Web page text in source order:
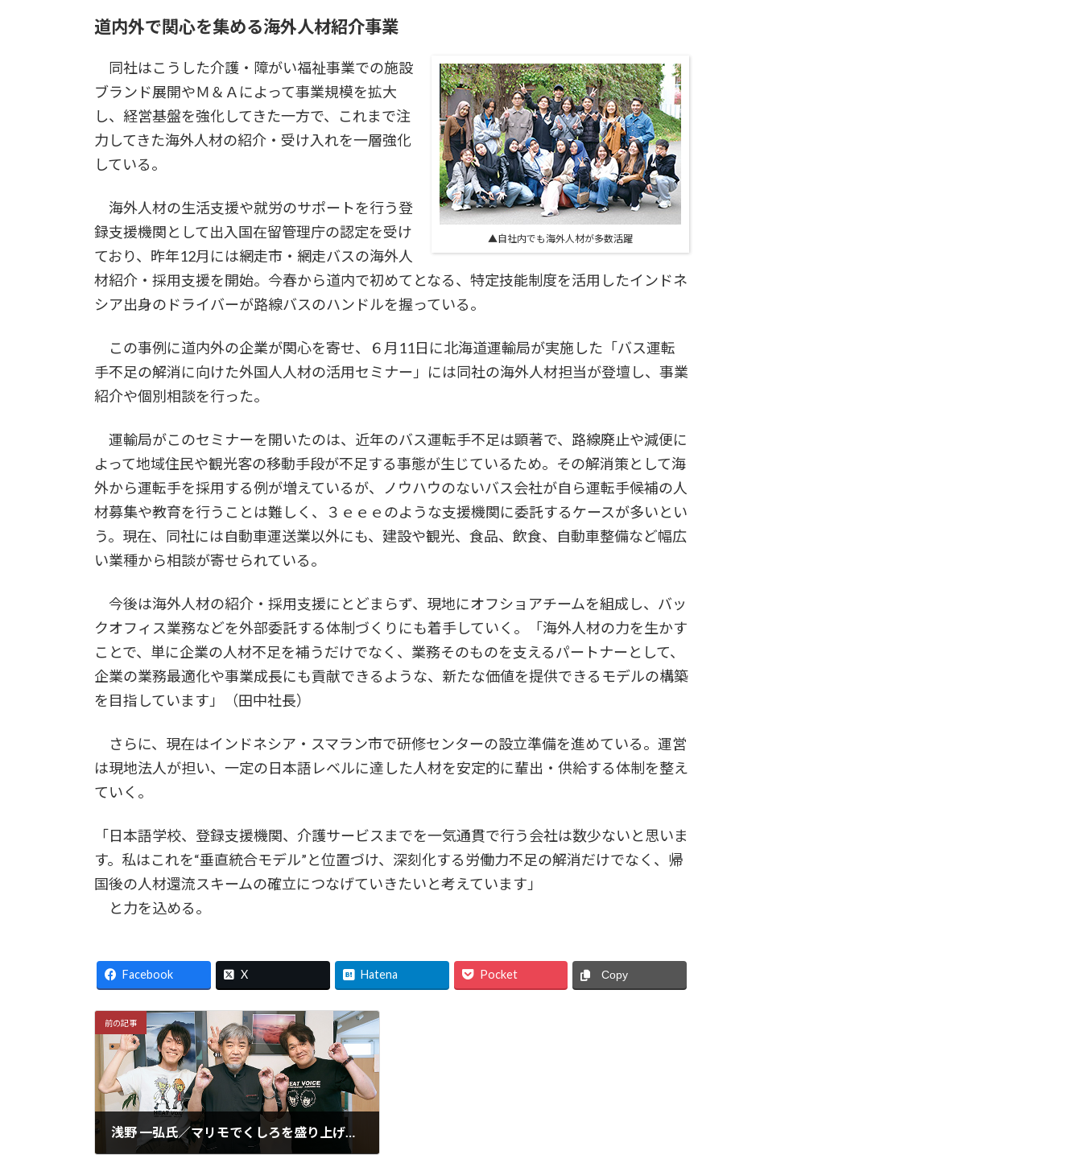
道内外で関心を集める海外人材紹介事業
▲自社内でも海外人材が多数活躍
同社はこうした介護・障がい福祉事業での施設
ブランド展開やＭ＆Ａによって事業規模を拡大
し、経営基盤を強化してきた一方で、これまで注
力してきた海外人材の紹介・受け入れを一層強化
している。
海外人材の生活支援や就労のサポートを行う登
録支援機関として出入国在留管理庁の認定を受け
ており、昨年12月には網走市・網走バスの海外人
材紹介・採用支援を開始。今春から道内で初めてとなる、特定技能制度を活用したインドネ
シア出身のドライバーが路線バスのハンドルを握っている。
この事例に道内外の企業が関心を寄せ、６月11日に北海道運輸局が実施した「バス運転
手不足の解消に向けた外国人人材の活用セミナー」には同社の海外人材担当が登壇し、事業
紹介や個別相談を行った。
運輸局がこのセミナーを開いたのは、近年のバス運転手不足は顕著で、路線廃止や減便に
よって地域住民や観光客の移動手段が不足する事態が生じているため。その解消策として海
外から運転手を採用する例が増えているが、ノウハウのないバス会社が自ら運転手候補の人
材募集や教育を行うことは難しく、３ｅｅｅのような支援機関に委託するケースが多いとい
う。現在、同社には自動車運送業以外にも、建設や観光、食品、飲食、自動車整備など幅広
い業種から相談が寄せられている。
今後は海外人材の紹介・採用支援にとどまらず、現地にオフショアチームを組成し、バッ
クオフィス業務などを外部委託する体制づくりにも着手していく。「海外人材の力を生かす
ことで、単に企業の人材不足を補うだけでなく、業務そのものを支えるパートナーとして、
企業の業務最適化や事業成長にも貢献できるような、新たな価値を提供できるモデルの構築
を目指しています」（田中社長）
さらに、現在はインドネシア・スマラン市で研修センターの設立準備を進めている。運営
は現地法人が担い、一定の日本語レベルに達した人材を安定的に輩出・供給する体制を整え
ていく。
「日本語学校、登録支援機関、介護サービスまでを一気通貫で行う会社は数少ないと思いま
す。私はこれを“垂直統合モデル”と位置づけ、深刻化する労働力不足の解消だけでなく、帰
国後の人材還流スキームの確立につなげていきたいと考えています」
と力を込める。
Facebook X Hatena Pocket Copy
前の記事
浅野 一弘氏／マリモでくしろを盛り上げ隊 会長